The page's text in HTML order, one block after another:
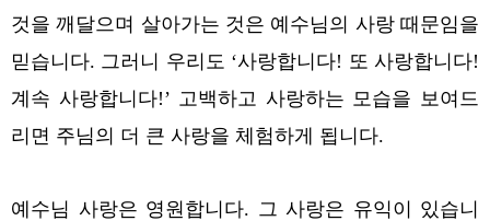
것을 깨달으며 살아가는 것은 예수님의 사랑 때문임을
믿습니다. 그러니 우리도 ‘사랑합니다! 또 사랑합니다!
계속 사랑합니다!’ 고백하고 사랑하는 모습을 보여드
리면 주님의 더 큰 사랑을 체험하게 됩니다.
예수님 사랑은 영원합니다. 그 사랑은 유익이 있습니